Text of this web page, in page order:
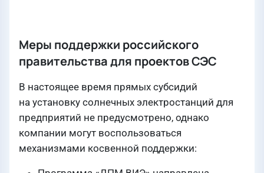
Меры поддержки российского
правительства для проектов СЭС
В настоящее время прямых субсидий
на установку солнечных электростанций для
предприятий не предусмотрено, однако
компании могут воспользоваться
механизмами косвенной поддержки: